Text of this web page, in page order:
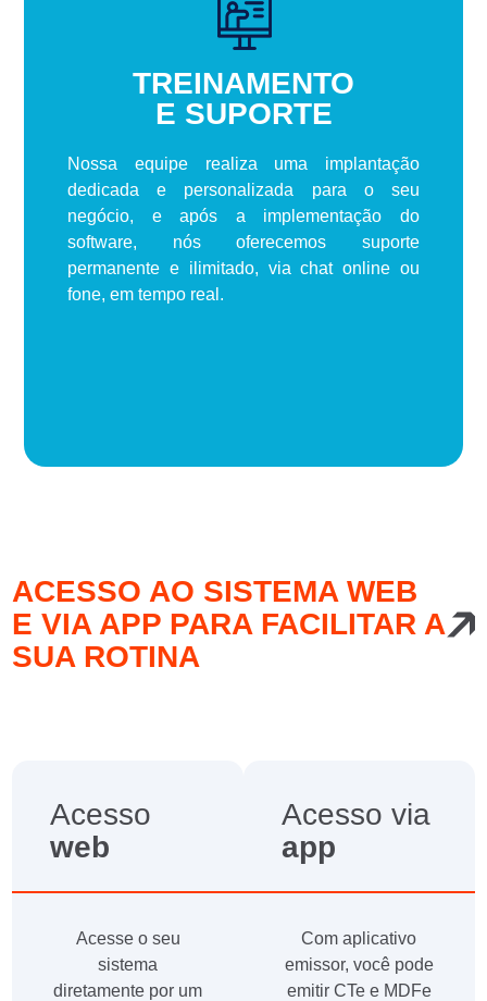
TREINAMENTO
E SUPORTE
Nossa equipe realiza uma implantação
dedicada e personalizada para o seu
negócio, e após a implementação do
software, nós oferecemos suporte
permanente e ilimitado, via chat online ou
fone, em tempo real.
ACESSO AO SISTEMA WEB
E VIA APP PARA FACILITAR A
SUA ROTINA
Acesso
web
Acesse o seu
sistema
diretamente por um
Acesso via
app
Com aplicativo
emissor, você pode
emitir CTe e MDFe